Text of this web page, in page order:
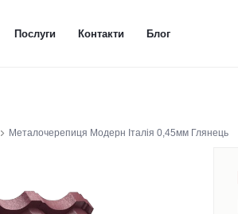
Послуги Контакти Блог
Металочерепиця Модерн Італія 0,45мм Глянець